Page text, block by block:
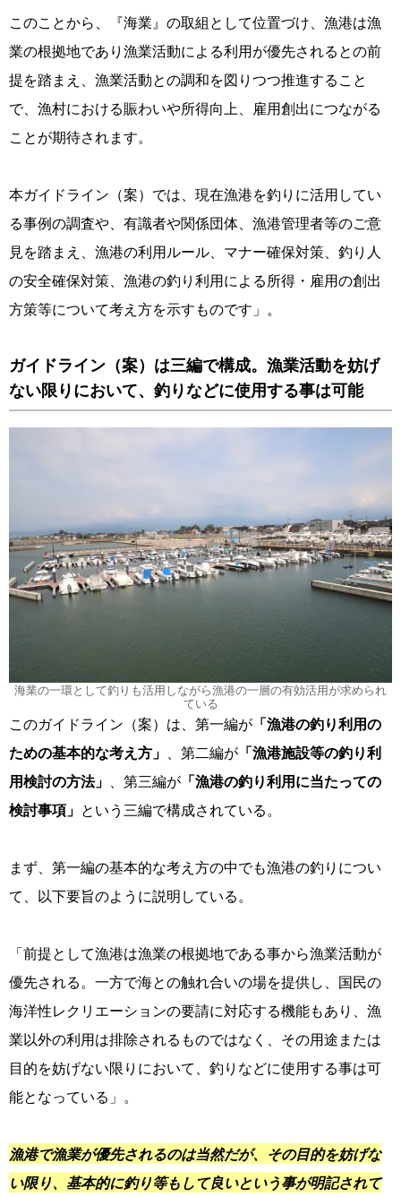
このことから、『海業』の取組として位置づけ、漁港は漁
業の根拠地であり漁業活動による利用が優先されるとの前
提を踏まえ、漁業活動との調和を図りつつ推進すること
で、漁村における賑わいや所得向上、雇用創出につながる
ことが期待されます。
本ガイドライン（案）では、現在漁港を釣りに活用してい
る事例の調査や、有識者や関係団体、漁港管理者等のご意
見を踏まえ、漁港の利用ルール、マナー確保対策、釣り人
の安全確保対策、漁港の釣り利用による所得・雇用の創出
方策等について考え方を示すものです」。
ガイドライン（案）は三編で構成。漁業活動を妨げ
ない限りにおいて、釣りなどに使用する事は可能
海業の一環として釣りも活用しながら漁港の一層の有効活用が求められ
ている
このガイドライン（案）は、第一編が 「漁港の釣り利用の
ための基本的な考え方」
、第二編が 「漁港施設等の釣り利
用検討の方法」
、第三編が 「漁港の釣り利用に当たっての
検討事項」 という三編で構成されている。
まず、第一編の基本的な考え方の中でも漁港の釣りについ
て、以下要旨のように説明している。
「前提として漁港は漁業の根拠地である事から漁業活動が
優先される。一方で海との触れ合いの場を提供し、国民の
海洋性レクリエーションの要請に対応する機能もあり、漁
業以外の利用は排除されるものではなく、その用途または
目的を妨げない限りにおいて、釣りなどに使用する事は可
能となっている」。
漁港で漁業が優先されるのは当然だが、その目的を妨げな
い限り、基本的に釣り等もして良いという事が明記されて